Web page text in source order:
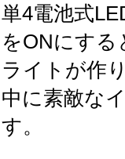
単4電池式
をONにす
ライトが作
中に素敵な
す。